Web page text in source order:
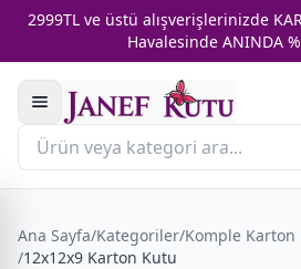
2999TL ve üstü alışverişlerinizde
Havalesinde ANINDA
Ana Sayfa/Kategoriler/Komple Karton
/12x12x9 Karton Kutu